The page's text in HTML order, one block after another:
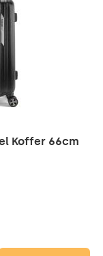
Koffer 66cm